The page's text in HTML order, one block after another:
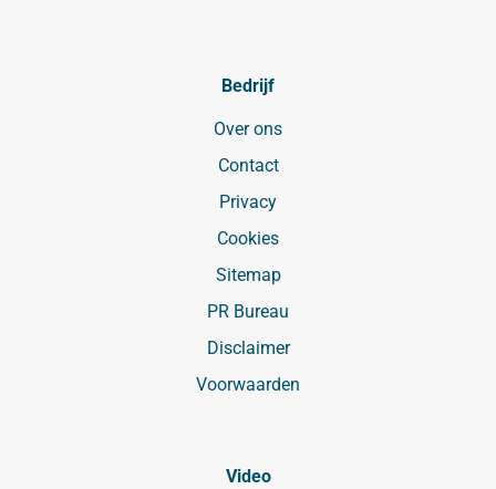
Bedrijf
Over ons
Contact
Privacy
Cookies
Sitemap
PR Bureau
Disclaimer
Voorwaarden
Video